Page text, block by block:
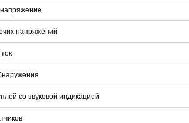
напряжений
со звуковой индикацией